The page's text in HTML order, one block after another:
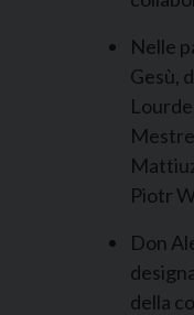
Nelle
Gesù,
Piotr
Don
della